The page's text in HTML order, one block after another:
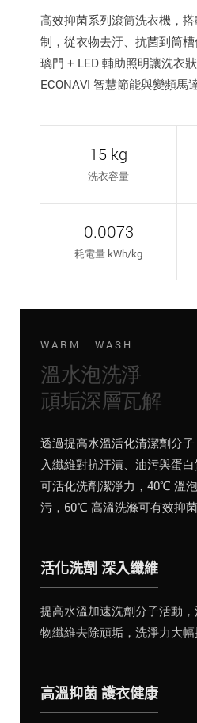
高效抑菌系列滾筒洗衣機，
制，從衣物去汙、抗菌到筒
璃門 + LED 輔助照明讓洗衣
ECONAVI 智慧節能與變頻馬
15 kg
洗衣容量
0.0073
耗電量 kWh/kg
WARM WASH
溫水泡洗淨
頑垢深層瓦解
透過提高水溫活化清潔劑分
入纖維對抗汗漬、油污與蛋
可活化洗劑潔淨力，40℃ 溫
污，60℃ 高溫洗滌可有效抑菌
活化洗劑 深入纖維
提高水溫加速洗劑分子活動
物纖維去除頑垢，洗淨力大幅
高溫抑菌 護衣健康